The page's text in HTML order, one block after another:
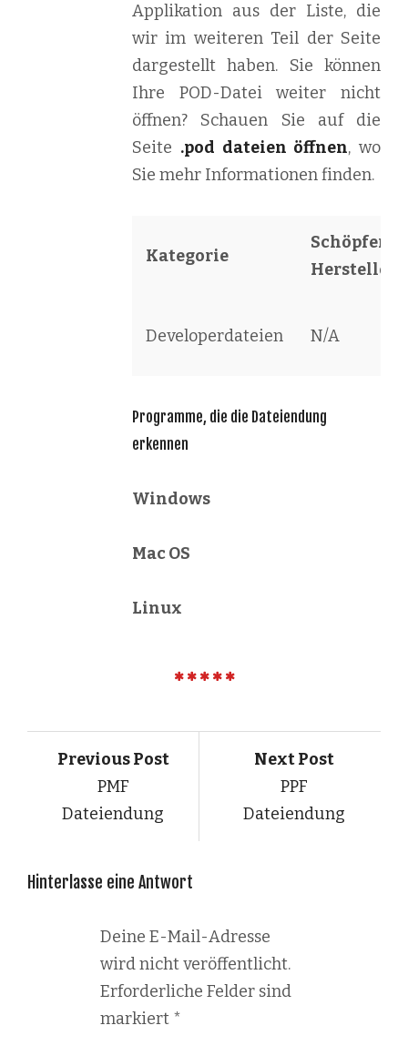
Applikation aus der Liste, die
wir im weiteren Teil der Seite
dargestellt haben. Sie können
Ihre POD-Datei weiter nicht
öffnen? Schauen Sie auf die
Seite .pod dateien öffnen, wo
Sie mehr Informationen finden.
Kategorie
Schöpfer /
Hersteller
Developerdateien N/A
Programme, die die Dateiendung
erkennen
Windows
Mac OS
Linux
Previous Post
PMF
Dateiendung
Next Post
PPF
Dateiendung
Hinterlasse eine Antwort
Deine E-Mail-Adresse
wird nicht veröffentlicht.
Erforderliche Felder sind
markiert *